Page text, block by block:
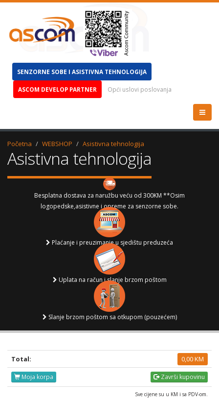
SENZORNE SOBE I ASISTIVNA TEHNOLOGIJA
ASCOM DEVELOP PARTNER Opći uslovi poslovanja
Početna WEBSHOP Asistivna tehnologija
Asistivna tehnologija
Besplatna dostava za naružbu veću od 300KM **Osim
logopedske,asistivne i opreme za senzorne sobe.
Plaćanje i preuzimanje u sjedištu preduzeća
Uplata na račun i slanje brzom poštom
Slanje brzom poštom sa otkupom (pouzećem)
Total: 0,00 KM
Moja korpa Završi kupovinu
Sve cijene su u KM i sa PDV-om.